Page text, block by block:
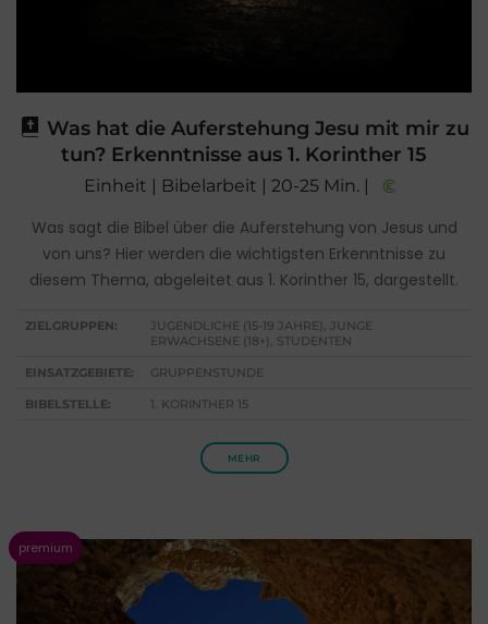
Was hat die Auferstehung Jesu mit mir zu
tun? Erkenntnisse aus 1. Korinther 15
Einheit | Bibelarbeit | 20-25 Min. |
Was sagt die Bibel über die Auferstehung von Jesus und
von uns? Hier werden die wichtigsten Erkenntnisse zu
diesem Thema, abgeleitet aus 1. Korinther 15, dargestellt.
ZIELGRUPPEN:
JUGENDLICHE (15-19 JAHRE), JUNGE
ERWACHSENE (18+), STUDENTEN
EINSATZGEBIETE: GRUPPENSTUNDE
BIBELSTELLE: 1. KORINTHER 15
MEHR